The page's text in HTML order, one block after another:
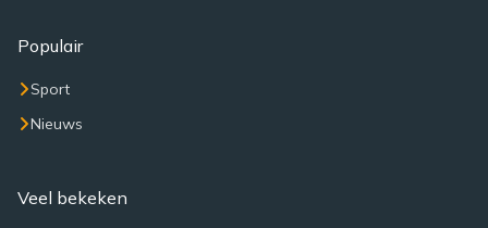
Populair
Sport
Nieuws
Veel bekeken